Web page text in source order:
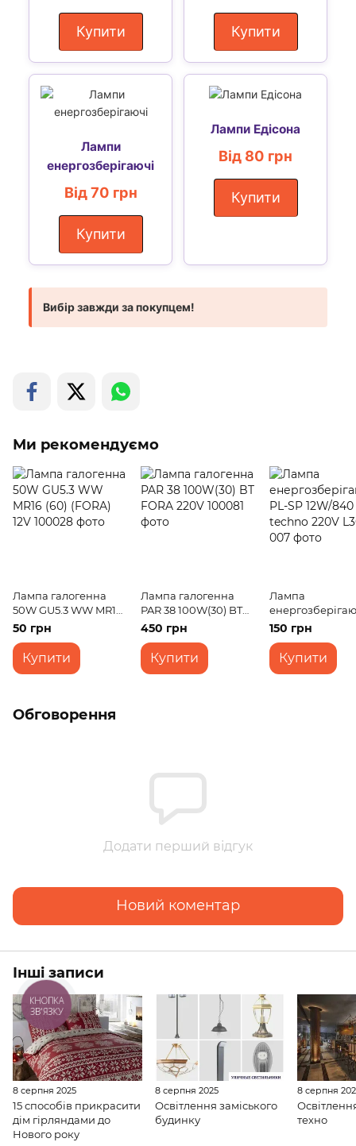
Купити Купити
Лампи
енергозберігаючі
Від 70 грн
Купити
Лампи Едісона
Від 80 грн
Купити
Вибір завжди за покупцем!
Ми рекомендуємо
Лампа галогенна
50W GU5.3 WW MR16
(60) (FORA) 12V
50 грн
Купити
Лампа галогенна
PAR 38 100W(30) BT
FORA 220V
450 грн
Купити
Лампа
PL-SP 12W/840
techno 220V
150 грн
Купити
Обговорення
Додати перший відгук
Новий коментар
Інші записи
8 серпня 2025
15 способів прикрасити
дім гірляндами до
Нового року
8 серпня 2025
Освітлення заміського
будинку
8 серпня
техно
КНОПКА
ЗВ'ЯЗКУ